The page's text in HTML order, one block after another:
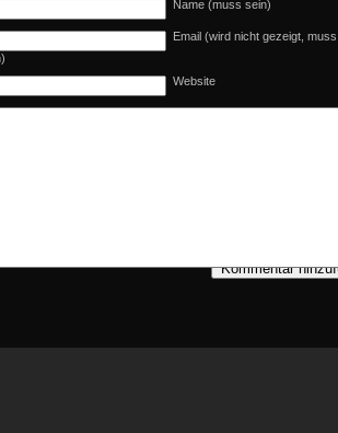
Name (muss sein)
Email (wird nicht gezeigt,
Website